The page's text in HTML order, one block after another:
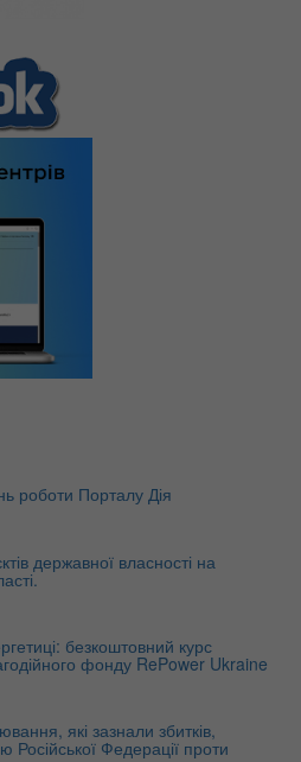
роботи Порталу Дія
державної власності на
безкоштовний курс
фонду RePower Ukraine
які зазнали збитків,
Російської Федерації проти